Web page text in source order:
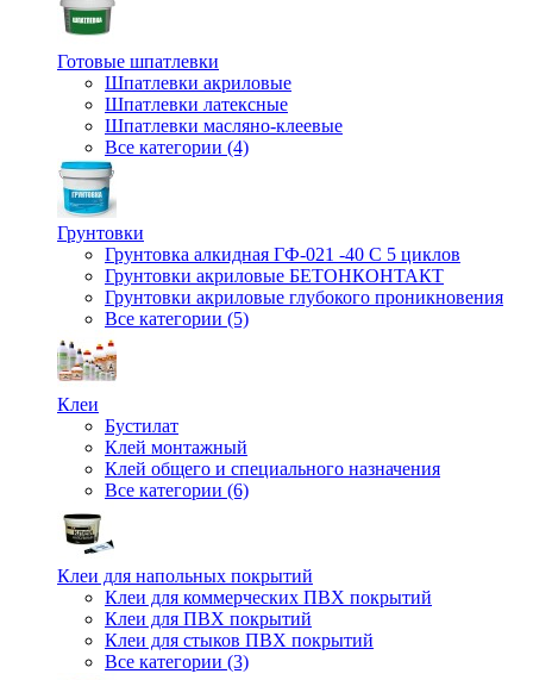
Готовые шпатлевки
Шпатлевки акриловые
Шпатлевки латексные
Шпатлевки масляно-клеевые
Все категории (4)
Грунтовки
Грунтовка алкидная ГФ-021 -40 С 5 циклов
Грунтовки акриловые БЕТОНКОНТАКТ
Грунтовки акриловые глубокого проникновения
Все категории (5)
Клеи
Бустилат
Клей монтажный
Клей общего и специального назначения
Все категории (6)
Клеи для напольных покрытий
Клеи для коммерческих ПВХ покрытий
Клеи для ПВХ покрытий
Клеи для стыков ПВХ покрытий
Все категории (3)